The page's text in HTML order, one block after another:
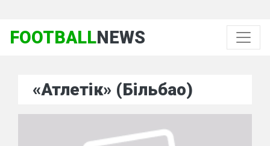
FOOTBALLNEWS
«Атлетік» (Більбао)